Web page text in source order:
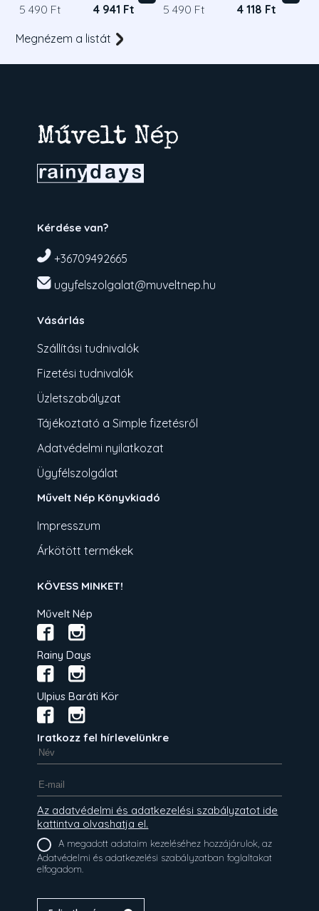
5 490 Ft 4 941 Ft 5 490 Ft 4 118 Ft
Megnézem a listát
Kérdése van?
+36709492665
ugyfelszolgalat@muveltnep.hu
Vásárlás
Szállítási tudnivalók
Fizetési tudnivalók
Üzletszabályzat
Tájékoztató a Simple fizetésről
Adatvédelmi nyilatkozat
Ügyfélszolgálat
Művelt Nép Könyvkiadó
Impresszum
Árkötött termékek
KÖVESS MINKET!
Művelt Nép
Rainy Days
Ulpius Baráti Kör
Iratkozz fel hírlevelünkre
Az adatvédelmi és adatkezelési szabályzatot ide
kattintva olvashatja el.
A megadott adataim kezeléséhez hozzájárulok, az
Adatvédelmi és adatkezelési szabályzatban foglaltakat
elfogadom.